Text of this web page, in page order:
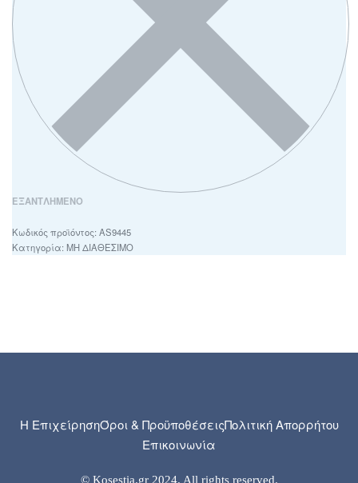
ΕΞΑΝΤΛΗΜΈΝΟ
AS9445
Κατηγορία: ΜΗ ΔΙΑΘΕΣΙΜΟ
Η ΕπιχείρησηΌροι & ΠροϋποθέσειςΠολιτική Απορρήτου
Επικοινωνία
© Kosestia.gr 2024. All rights reserved.